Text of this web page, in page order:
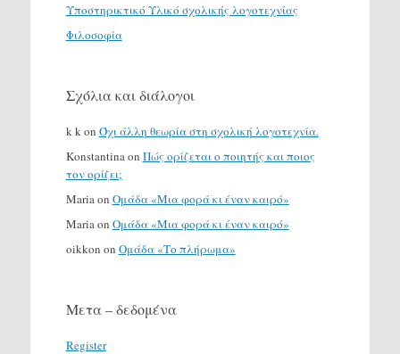
Υποστηρικτικό Υλικό σχολικής λογοτεχνίας
Φιλοσοφία
Σχόλια και διάλογοι
k k on Όχι άλλη θεωρία στη σχολική λογοτεχνία.
Konstantina on Πώς ορίζεται ο ποιητής και ποιος
τον ορίζει;
Maria on Ομάδα «Μια φορά κι έναν καιρό»
Maria on Ομάδα «Μια φορά κι έναν καιρό»
oikkon on Ομάδα «Το πλήρωμα»
Μετα – δεδομένα
Register